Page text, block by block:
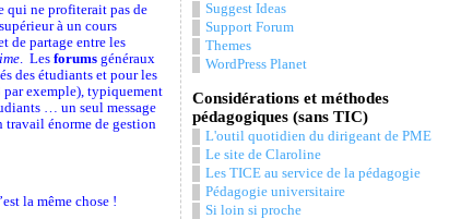
qui ne profiterait pas de
à un cours
de partage entre les
. Les forumsgénéraux
des étudiants et pour les
par exemple), typiquement
… un seul message
travail énorme de gestion
la même chose !
Suggest Ideas
Support Forum
Themes
WordPress Planet
Considérations et méthodes
pédagogiques (sans TIC)
L'outil quotidien du dirigeant de PME
Le site de Claroline
Les TICE au service de la pédagogie
Pédagogie universitaire
Si loin si proche